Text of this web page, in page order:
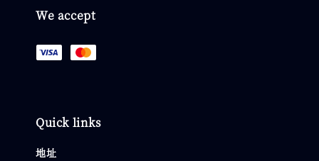
We accept
Quick links
地址